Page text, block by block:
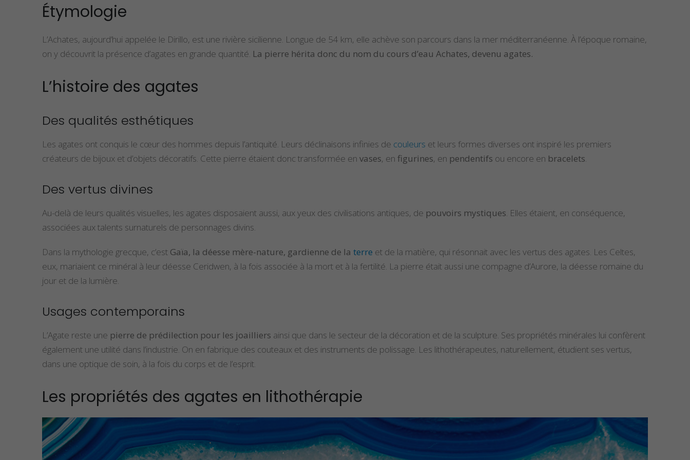
choisies
sur
page
du
Étymologie
L’Achates, aujourd’hui appelée le Dirillo, est une rivière sicilienne. Longue de 54 km, elle achève son parcours dans la mer méditerranéenne. À l’époque romaine,
on y découvrit la présence d’agates en grande quantité. La pierre hérita donc du nom du cours d’eau Achates, devenu agates.
L’histoire des agates
Des qualités esthétiques
Les agates ont conquis le cœur des hommes depuis l’antiquité. Leurs déclinaisons infinies de couleurs et leurs formes diverses ont inspiré les premiers
créateurs de bijoux et d’objets décoratifs. Cette pierre étaient donc transformée en vases, en figurines, en pendentifs ou encore en bracelets.
Des vertus divines
Au-delà de leurs qualités visuelles, les agates disposaient aussi, aux yeux des civilisations antiques, de pouvoirs mystiques. Elles étaient, en conséquence,
associées aux talents surnaturels de personnages divins.
Dans la mythologie grecque, c’est Gaïa, la déesse mère-nature, gardienne de la terre et de la matière, qui résonnait avec les vertus des agates. Les Celtes,
eux, mariaient ce minéral à leur déesse Ceridwen, à la fois associée à la mort et à la fertilité. La pierre était aussi une compagne d’Aurore, la déesse romaine du
jour et de la lumière.
Usages contemporains
L’Agate reste une pierre de prédilection pour les joailliers ainsi que dans le secteur de la décoration et de la sculpture. Ses propriétés minérales lui confèrent
également une utilité dans l’industrie. On en fabrique des couteaux et des instruments de polissage. Les lithothérapeutes, naturellement, étudient ses vertus,
dans une optique de soin, à la fois du corps et de l’esprit.
Les propriétés des agates en lithothérapie